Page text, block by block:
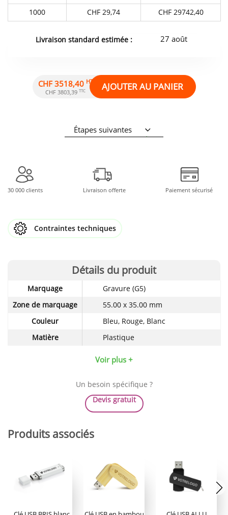
1000
CHF 29,74 CHF 29742,40
Livraison standard estimée : 27 août
CHF 3518,40 HT
CHF 3803,39 TTC AJOUTER AU PANIER
Étapes suivantes
30 000 clients Livraison offerte Paiement sécurisé
Contraintes techniques
Détails
techniques
du
produit
Détails du produit
Marquage
Gravure (G5)
Zone de marquage
55.00 x 35.00 mm
Couleur
Bleu, Rouge, Blanc
Matière
Plastique
Voir plus +
Un besoin spécifique ?
Devis gratuit
Produits associés